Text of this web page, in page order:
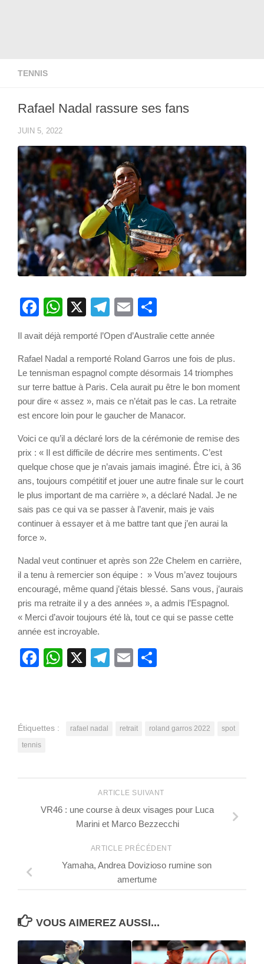
TENNIS
Rafael Nadal rassure ses fans
JUIN 5, 2022
Facebook
WhatsApp
X Telegram
Email
Il avait déjà remporté l’Open d’Australie cette année
Rafael Nadal a remporté Roland Garros une fois de plus.
Le tennisman espagnol compte désormais 14 triomphes
sur terre battue à Paris. Cela aurait pu être le bon moment
pour dire « assez », mais ce n’était pas le cas. La retraite
est encore loin pour le gaucher de Manacor.
Voici ce qu’il a déclaré lors de la cérémonie de remise des
prix : « Il est difficile de décrire mes sentiments. C’est
quelque chose que je n’avais jamais imaginé. Être ici, à 36
ans, toujours compétitif et jouer une autre finale sur le court
le plus important de ma carrière », a déclaré Nadal. Je ne
sais pas ce qui va se passer à l’avenir, mais je vais
continuer à essayer et à me battre tant que j’en aurai la
force ».
Nadal veut continuer et après son 22e Chelem en carrière,
il a tenu à remercier son équipe : » Vous m’avez toujours
encouragé, même quand j’étais blessé. Sans vous, j’aurais
pris ma retraite il y a des années », a admis l’Espagnol.
« Merci d’avoir toujours été là, tout ce qui se passe cette
année est incroyable.
Facebook
WhatsApp
X Telegram
Email
Étiquettes : rafael nadal retrait roland garros 2022
spot
tennis
ARTICLE SUIVANT
VR46 : une course à deux visages pour Luca
Marini et Marco Bezzecchi
ARTICLE PRÉCÉDENT
Yamaha, Andrea Dovizioso rumine son
amertume
VOUS AIMEREZ AUSSI...